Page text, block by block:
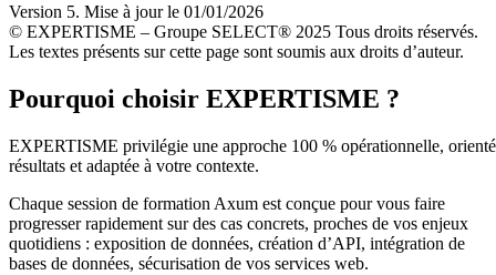
Version 5. Mise à jour le 01/01/2026
© EXPERTISME – Groupe SELECT® 2025 Tous droits réservés.
Les textes présents sur cette page sont soumis aux droits d’auteur.
Pourquoi choisir EXPERTISME ?
EXPERTISME privilégie une approche 100 % opérationnelle,
résultats et adaptée à votre contexte.
Chaque session de formation Axum est conçue pour vous faire
progresser rapidement sur des cas concrets, proches de vos enjeux
quotidiens : exposition de données, création d’API, intégration de
bases de données, sécurisation de vos services web.